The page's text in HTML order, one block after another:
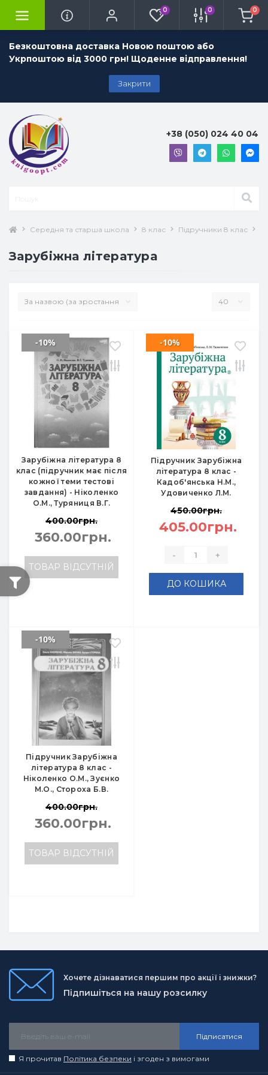
Безкоштовна доставка Новою поштою або
Укрпоштою від 3000 грн! Щоденне відправлення!
Закрити
0 0 0
+38 (050) 024 40 04
Середня та старша школа 8 клас Підручники 8 клас
Зарубіжна література
Зарубіжна література 8
клас (підручник має після
кожної теми тестові
завдання) - Ніколенко
О.М., Туряниця В.Г.
-10%
400.00грн.
360.00грн.
ТОВАР ВІДСУТНІЙ
Підручник Зарубіжна
література 8 клас -
Кадоб'янська Н.М.,
Удовиченко Л.М.
-10%
450.00грн.
405.00грн.
- +
ДО КОШИКА
Підручник Зарубіжна
література 8 клас -
Ніколенко О.М., Зуєнко
М.О., Стороха Б.В.
-10%
400.00грн.
360.00грн.
ТОВАР ВІДСУТНІЙ
Хочете дізнаватися першим про акції і знижки?
Підпишіться на нашу розсилку
Підписатися
Я прочитав Політика безпеки і згоден з вимогами